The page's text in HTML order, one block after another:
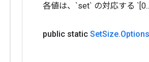
各値は、`set` の対応する
public static SetSize.Options